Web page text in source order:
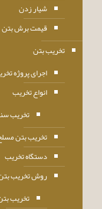
شیار زدن
قیمت برش بتن
تخریب بتن
اجرای پروژه
انواع تخریب
تخریب
تخریب بتن
دستگاه تخریب
روش تخریب
تخریب